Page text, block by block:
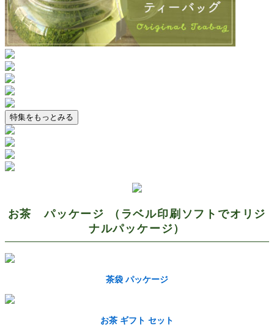
特集をもっとみる
お茶 パッケージ （ラベル印刷ソフトでオリジ
ナルパッケージ）
茶袋 パッケージ
お茶 ギフト セット